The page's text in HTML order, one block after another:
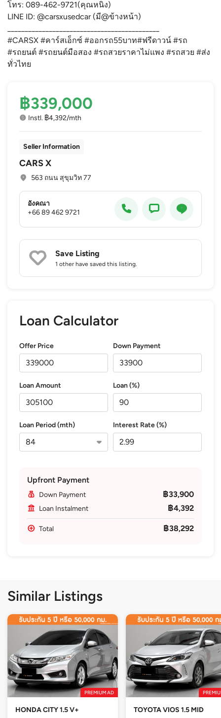
โทร: 089-462-9721(คุณหนิง)
LINE ID: @carsxusedcar (มี@ข้างหน้า)
#CARSX #คาร์สเอ็กซ์ #ออกรถ55บาท#ฟรีดาวน์ #รถ
#รถยนต์ #รถยนต์มือสอง #รถสวยราคาไม่แพง #รถสวย #ส่ง
ทั่วไทย
฿339,000
Instl. ฿4,392/mth
Seller Information
CARS X
563 ถนน สุขุมวิท 77
อังคณา
+66 89 462 9721
Save Listing
1 other have saved this listing.
Loan Calculator
Offer Price Down Payment
Loan Amount Loan (%)
Loan Period (mth) Interest Rate (%)
Upfront Payment
Down Payment ฿33,900
Loan Instalment ฿4,392
Total ฿38,292
Similar Listings
PREMIUM AD
HONDA CITY 1.5 V+ TOYOTA VIOS 1.5 MID